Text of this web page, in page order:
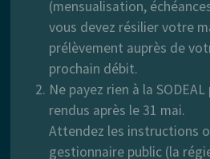
(mensualisation,
vous devez résilier votre
prélèvement auprès de
prochain débit.
Ne payez rien à la
rendus après le 31 mai.
Attendez les instructions
gestionnaire public (la